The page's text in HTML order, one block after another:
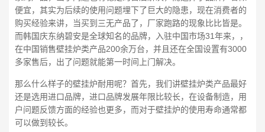
便宜，其实为后续的使用问题埋下了巨大的隐患，现在消费者的
购买经验来讲，当买到三无产品了，厂家跑路的现象比比皆是。
而韩国庆东纳碧安是全球知名的品牌，入驻中国市场31年来，，
在中国销售壁挂炉类产品200余万台，并且还在全国设置有3000
多家售后，出了问题就能第一时间上门解决。
那么什么样子的壁挂炉耐用呢？首先，我们讲壁挂炉类产品最好
还是选用进口品牌，进口品牌发展年限比较长，在设备制造，用
户问题反馈方面的经验也更多，而对于壁挂炉的使用寿命通常都
可以做到较长。